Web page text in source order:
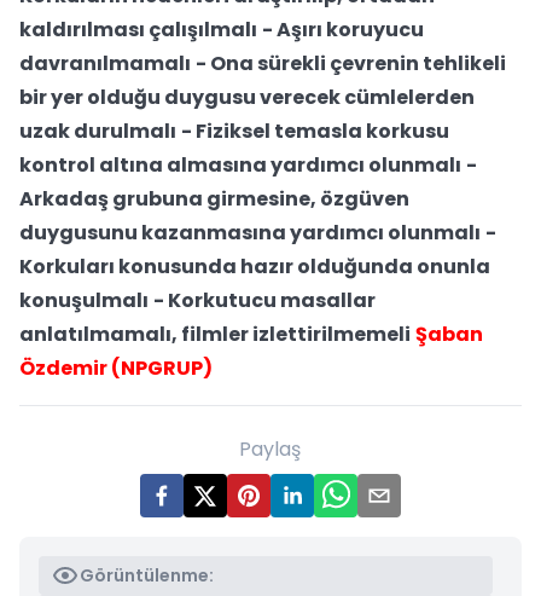
kaldırılması çalışılmalı - Aşırı koruyucu
davranılmamalı - Ona sürekli çevrenin tehlikeli
bir yer olduğu duygusu verecek cümlelerden
uzak durulmalı - Fiziksel temasla korkusu
kontrol altına almasına yardımcı olunmalı -
Arkadaş grubuna girmesine, özgüven
duygusunu kazanmasına yardımcı olunmalı -
Korkuları konusunda hazır olduğunda onunla
konuşulmalı - Korkutucu masallar
anlatılmamalı, filmler izlettirilmemeli Şaban
Özdemir (NPGRUP)
Paylaş
Görüntülenme: